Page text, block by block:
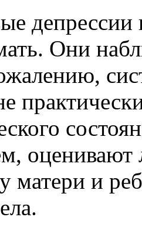
депрессии
Они
матери и